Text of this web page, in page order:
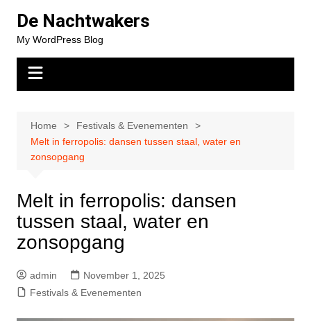
content
De Nachtwakers
My WordPress Blog
Home
Festivals & Evenementen
Melt in ferropolis: dansen tussen staal, water en
zonsopgang
Melt in ferropolis: dansen
tussen staal, water en
zonsopgang
admin
November 1, 2025
Festivals & Evenementen